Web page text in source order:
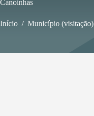
Canoinhas
Início / Município (visitação)